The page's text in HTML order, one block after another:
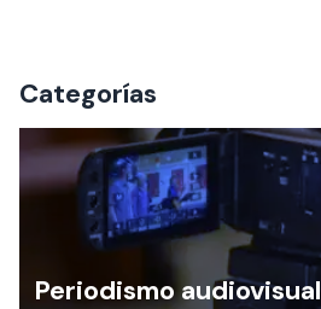
Categorías
Periodismo audiovisual